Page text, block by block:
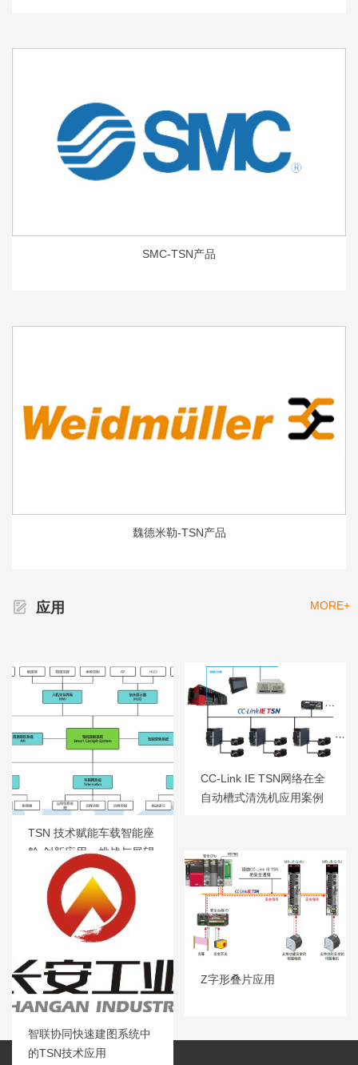
SMC-TSN产品
魏德米勒-TSN产品
应用 MORE+
TSN 技术赋能车载智能座
舱 创新应用、挑战与展望
CC-Link IE TSN网络在全
自动槽式清洗机应用案例
智联协同快速建图系统中
的TSN技术应用
Z字形叠片应用